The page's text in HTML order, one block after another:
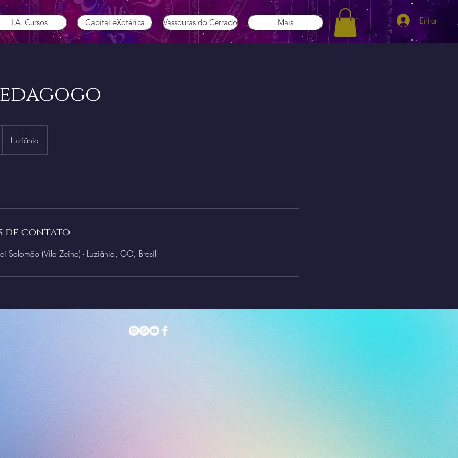
Entrar
I.A. Cursos Capital eXotérica Vassouras do Cerrado Mais
Luziânia
de contato
Salomão (Vila Zeina) - Luziânia, GO, Brasil